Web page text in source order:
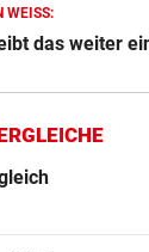
das weiter